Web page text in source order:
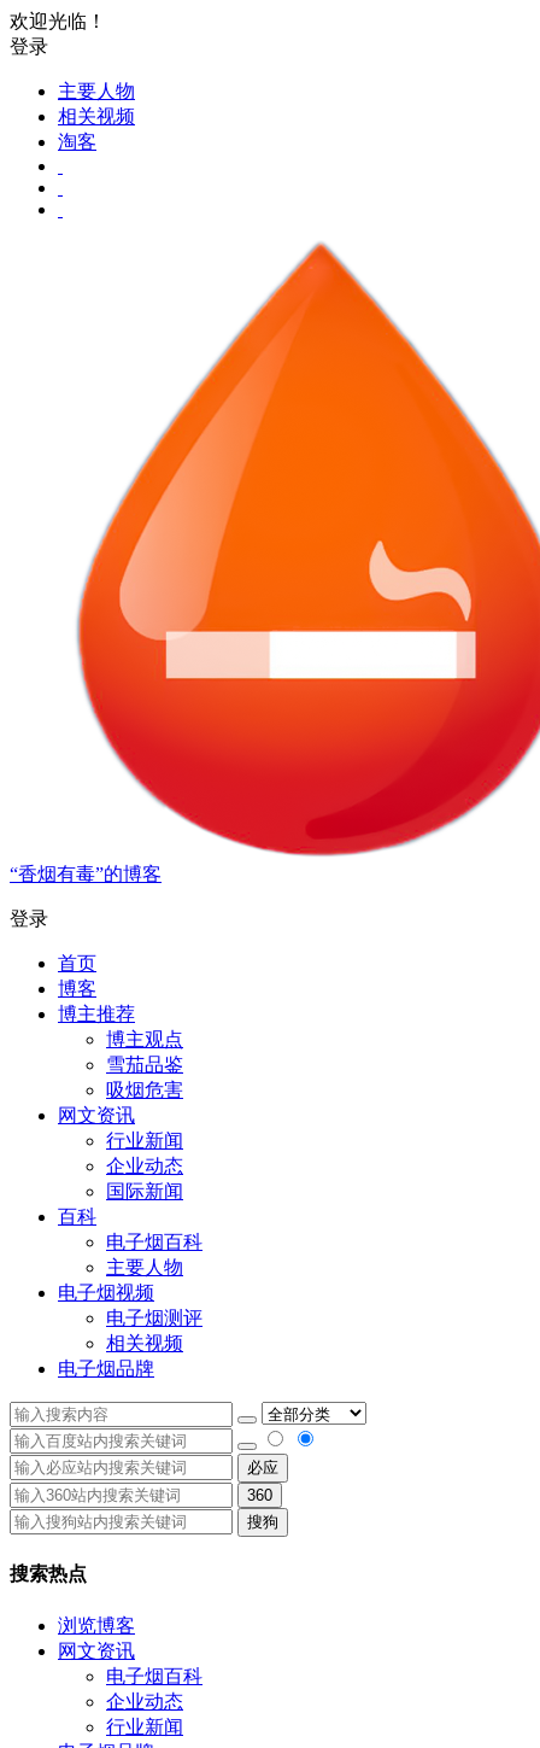
欢迎光临！
登录
主要人物
相关视频
淘客
“香烟有毒”的博客
登录
首页
博客
博主推荐
博主观点
雪茄品鉴
吸烟危害
网文资讯
行业新闻
企业动态
国际新闻
百科
电子烟百科
主要人物
电子烟视频
电子烟测评
相关视频
电子烟品牌
必应
360
搜狗
搜索热点
浏览博客
网文资讯
电子烟百科
企业动态
行业新闻